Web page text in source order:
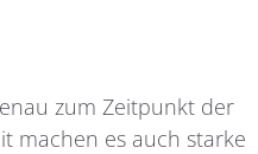
zum Zeitpunkt der
machen es auch starke